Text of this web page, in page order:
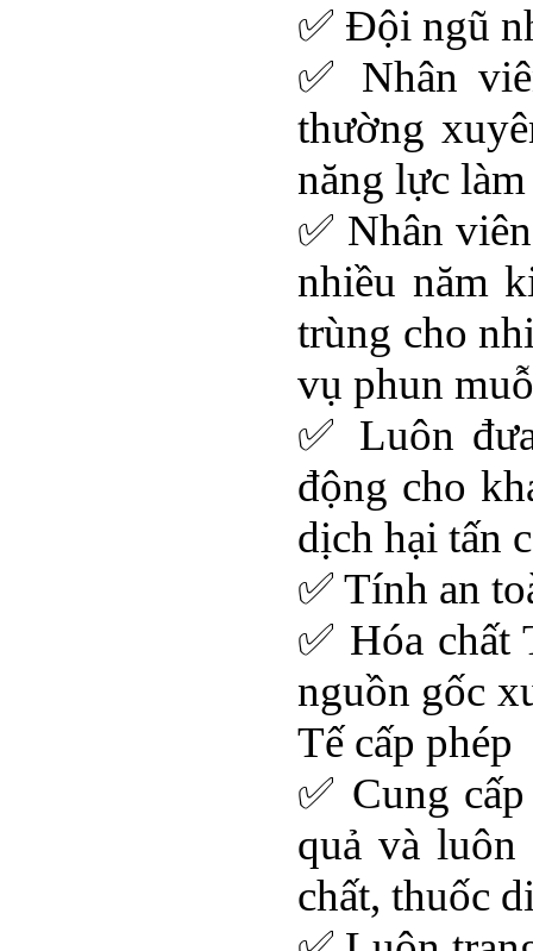
✅ Đội ngũ
✅ Nhân
thường
năng lực
✅ Nhân
nhiều năm
trùng cho
vụ phun
✅ Luôn
động cho
dịch hại tấn
✅ Tính an
✅ Hóa chất
nguồn gốc
Tế cấp phép
✅ Cung
quả và
chất, thuốc